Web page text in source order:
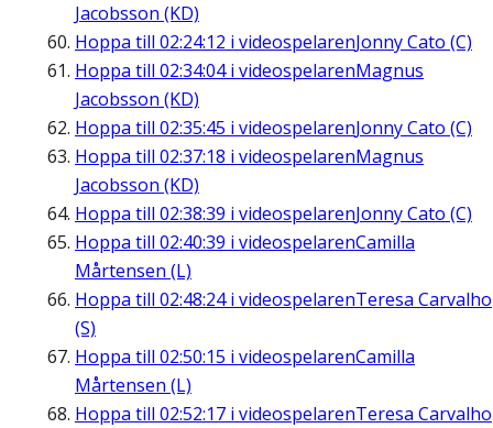
Jacobsson (KD)
Hoppa till 02:24:12 i videospelarenJonny Cato (C)
Hoppa till 02:34:04i videospelarenMagnus
Jacobsson (KD)
Hoppa till 02:35:45 i videospelarenJonny Cato (C)
Hoppa till 02:37:18 i videospelarenMagnus
Jacobsson (KD)
Hoppa till 02:38:39 i videospelarenJonny Cato (C)
Hoppa till 02:40:39 i videospelarenCamilla
Mårtensen (L)
Hoppa till 02:48:24i videospelarenTeresa Carvalho
(S)
Hoppa till 02:50:15 i videospelarenCamilla
Mårtensen (L)
Hoppa till 02:52:17 i videospelarenTeresa Carvalho